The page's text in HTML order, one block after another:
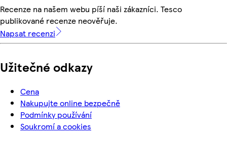
Recenze na našem webu píší naši zákazníci. Tesco
publikované recenze neověřuje.
Napsat recenzi
Užitečné odkazy
Cena
Nakupujte online bezpečně
Podmínky používání
Soukromí a cookies